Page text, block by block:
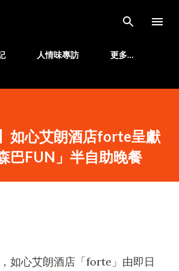
人情味專訪 更多…
如心艾朗酒店forte呈獻
巴FUN」半自助晚餐
如心艾朗酒店「forte」由即日